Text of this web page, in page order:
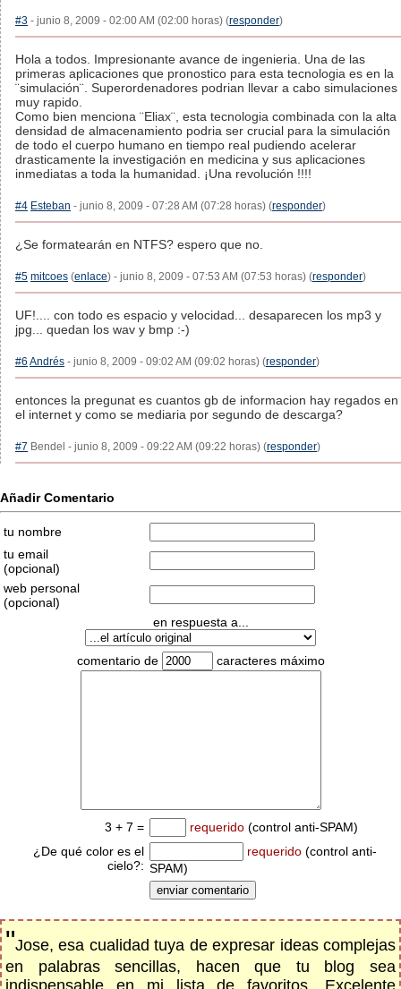
#3 - junio 8, 2009 - 02:00 AM (02:00 horas) (responder)
Hola a todos. Impresionante avance de ingenieria. Una de las
primeras aplicaciones que pronostico para esta tecnologia es en la
¨simulación¨. Superordenadores podrian llevar a cabo simulaciones
muy rapido.
Como bien menciona ¨Eliax¨, esta tecnologia combinada con la alta
densidad de almacenamiento podria ser crucial para la simulación
de todo el cuerpo humano en tiempo real pudiendo acelerar
drasticamente la investigación en medicina y sus aplicaciones
inmediatas a toda la humanidad. ¡Una revolución !!!!
#4 Esteban - junio 8, 2009 - 07:28 AM (07:28 horas) (responder)
¿Se formatearán en NTFS? espero que no.
#5 mitcoes (enlace) - junio 8, 2009 - 07:53 AM (07:53 horas) (responder)
UF!.... con todo es espacio y velocidad... desaparecen los mp3 y
jpg... quedan los wav y bmp :-)
#6 Andrés - junio 8, 2009 - 09:02 AM (09:02 horas) (responder)
entonces la pregunat es cuantos gb de informacion hay regados en
el internet y como se mediaria por segundo de descarga?
#7 Bendel - junio 8, 2009 - 09:22 AM (09:22 horas) (responder)
Añadir Comentario
tu nombre
tu email
(opcional)
web personal
(opcional)
en respuesta a...
comentario de caracteres máximo
3 + 7 = requerido (control anti-SPAM)
¿De qué color es el
cielo?:
requerido (control anti-
SPAM)
"Jose, esa cualidad tuya de expresar ideas complejas
en palabras sencillas, hacen que tu blog sea
indispensable en mi lista de favoritos. Excelente